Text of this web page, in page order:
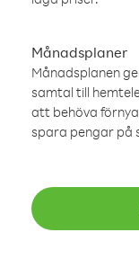
Månadsplaner
Månadsplanen
samtal till
att behöva
spara pengar på